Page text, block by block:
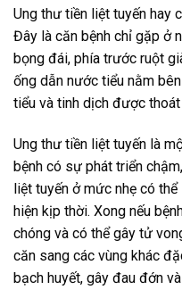
Ung thư tiền liệt tuyến hay
Đây là căn bệnh chỉ gặp ở
bọng đái, phía trước ruột
ống dẫn nước tiểu nằm
tiểu và tinh dịch được thoát
Ung thư tiền liệt tuyến là
bệnh có sự phát triển
liệt tuyến ở mức nhẹ có
hiện kịp thời. Xong nếu
chóng và có thể gây tử
căn sang các vùng khác
bạch huyết, gây đau đớn